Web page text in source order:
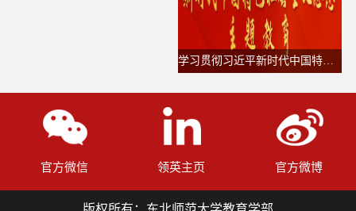
学习贯彻习近平新时代中国特色社会主义思想主题教育
官方微信 领英主页 官方微博